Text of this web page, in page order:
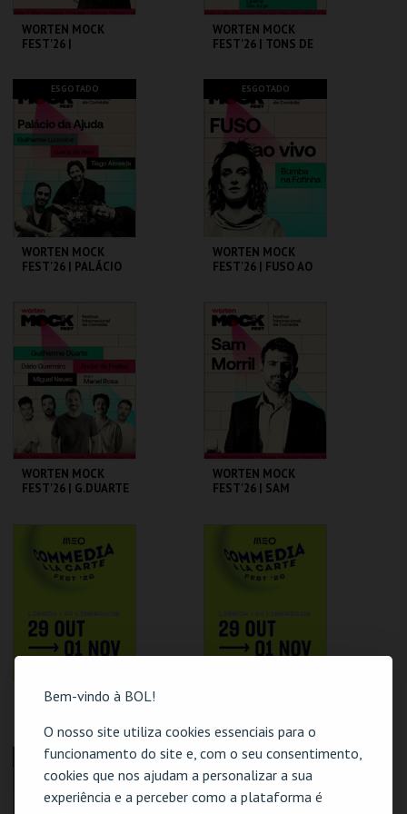
Bem-vindo à BOL!
O nosso site utiliza cookies essenciais para o
funcionamento do site e, com o seu consentimento,
cookies que nos ajudam a personalizar a sua
experiência e a perceber como a plataforma é
WORTEN MOCK
FEST'26 |
CINEMA SÃO JORGE .
MAIS INFO
COMPRAR
WORTEN MOCK
FEST'26 | TONS DE
CINEMA SÃO JORGE .
MAIS INFO
COMPRAR
ESGOTADO
WORTEN MOCK
FEST'26 | PALÁCIO
CINEMA SÃO JORGE .
MAIS INFO
ESGOTADO
WORTEN MOCK
FEST'26 | FUSO AO
CINEMA SÃO JORGE .
MAIS INFO
WORTEN MOCK
FEST'26 | G.DUARTE
COMPRAR
WORTEN MOCK
FEST'26 | SAM
COMPRAR
MATILDE BREYNER
DISSE!" MEO
COMMEDIA À LA
CARTE FEST
CINEMA SÃO JORGE .
COMMEDIA À LA
CARTE FEST
CINEMA SÃO JORGE .
ESGOTADO ESGOTADO